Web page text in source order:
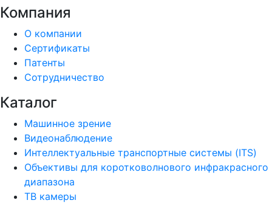
Компания
О компании
Сертификаты
Патенты
Сотрудничество
Каталог
Машинное зрение
Видеонаблюдение
Интеллектуальные транспортные системы (ITS)
Объективы для коротковолнового инфракрасного
диапазона
ТВ камеры